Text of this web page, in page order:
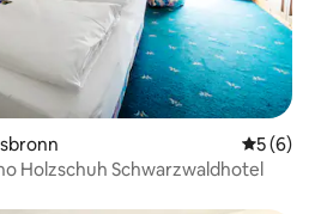
5 de
5 (6)
Holzschuh Schwarzwaldhotel